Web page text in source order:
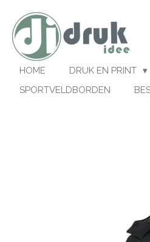
direct
naar
de
hoofdinhoud
HOME DRUK EN PRINT
SPORTVELDBORDEN